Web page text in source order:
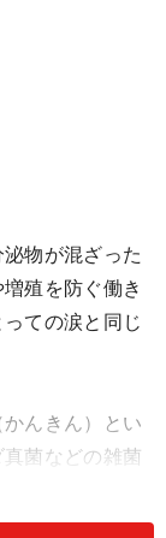
物が混ざった
殖を防ぐ働き
ての涙と同じ
んきん）とい
菌などの雑菌
力が落ちて感